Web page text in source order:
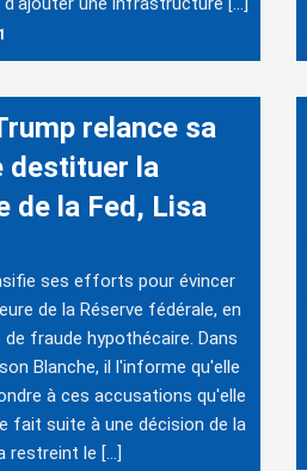
relance sa
destituer la
de la Fed, Lisa
ses efforts pour évincer
de la Réserve fédérale, en
fraude hypothécaire. Dans
Blanche, il l'informe qu'elle
à ces accusations qu'elle
fait suite à une décision de la
restreint le […]